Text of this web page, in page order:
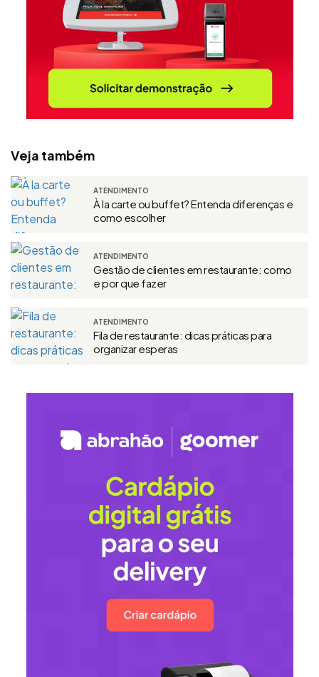
Veja também
ATENDIMENTO
À la carte ou buffet? Entenda diferenças e
como escolher
ATENDIMENTO
Gestão de clientes em restaurante: como
e por que fazer
ATENDIMENTO
Fila de restaurante: dicas práticas para
organizar esperas